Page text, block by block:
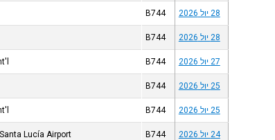
28 יול 2026 B744
28 יול 2026 B744
27 יול 2026 B744
25 יול 2026 B744
25 יול 2026 B744
24 יול 2026 B744
Lucía Airport